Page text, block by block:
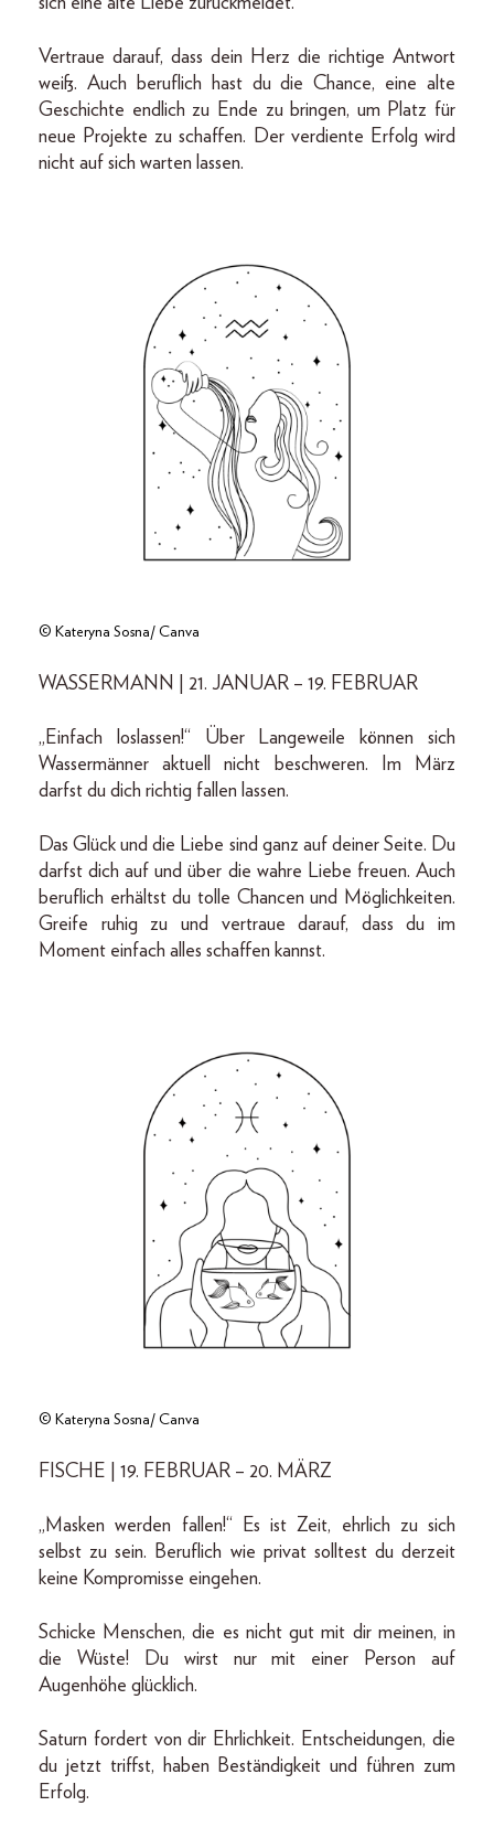
Vertraue darauf, dass dein Herz die richtige Antwort
weiß. Auch beruflich hast du die Chance, eine alte
Geschichte endlich zu Ende zu bringen, um Platz für
neue Projekte zu schaffen. Der verdiente Erfolg wird
nicht auf sich warten lassen.
© Kateryna Sosna/ Canva
WASSERMANN | 21. JANUAR – 19. FEBRUAR
„Einfach loslassen!“ Über Langeweile können sich
Wassermänner aktuell nicht beschweren. Im März
darfst du dich richtig fallen lassen.
Das Glück und die Liebe sind ganz auf deiner Seite. Du
darfst dich auf und über die wahre Liebe freuen. Auch
beruflich erhältst du tolle Chancen und Möglichkeiten.
Greife ruhig zu und vertraue darauf, dass du im
Moment einfach alles schaffen kannst.
© Kateryna Sosna/ Canva
FISCHE | 19. FEBRUAR – 20. MÄRZ
„Masken werden fallen!“ Es ist Zeit, ehrlich zu sich
selbst zu sein. Beruflich wie privat solltest du derzeit
keine Kompromisse eingehen.
Schicke Menschen, die es nicht gut mit dir meinen, in
die Wüste! Du wirst nur mit einer Person auf
Augenhöhe glücklich.
Saturn fordert von dir Ehrlichkeit. Entscheidungen, die
du jetzt triffst, haben Beständigkeit und führen zum
Erfolg.